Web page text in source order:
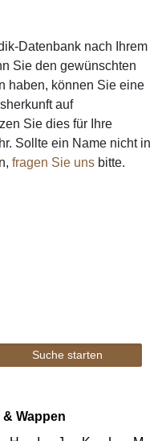
Datenbank nach Ihrem
Sie den gewünschten
haben, können Sie eine
auf
Sie dies für Ihre
Sollte ein Name nicht in
fragen Sie uns bitte.
Wappen